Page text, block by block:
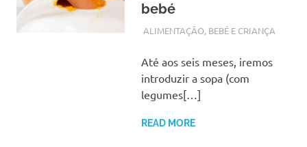
bebé
SETEMBRO 19, 2017
ADMIN
ALIMENTAÇÃO, BEBÉ E CRIANÇA
Até aos seis meses, iremos
introduzir a sopa (com
legumes[…]
READ MORE